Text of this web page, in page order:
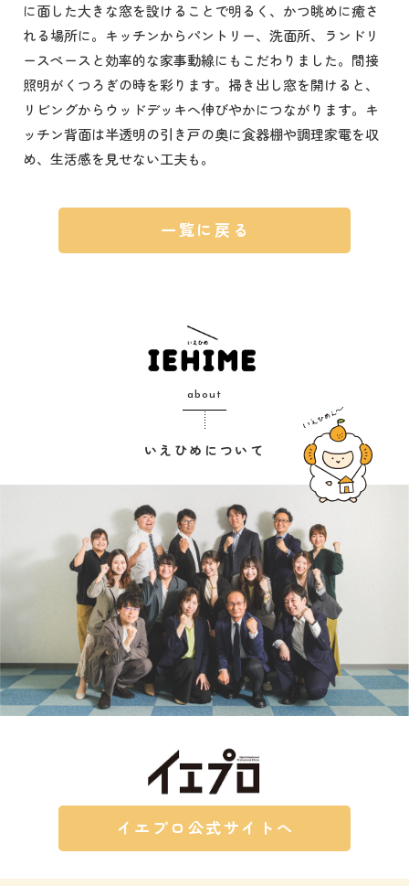
に面した大きな窓を設けることで明るく、かつ眺めに癒さ
れる場所に。キッチンからパントリー、洗面所、ランドリ
ースペースと効率的な家事動線にもこだわりました。間接
照明がくつろぎの時を彩ります。掃き出し窓を開けると、
リビングからウッドデッキへ伸びやかにつながります。キ
ッチン背面は半透明の引き戸の奥に食器棚や調理家電を収
め、生活感を見せない工夫も。
一覧に戻る
about
いえひめについて
イエプロ公式サイトへ